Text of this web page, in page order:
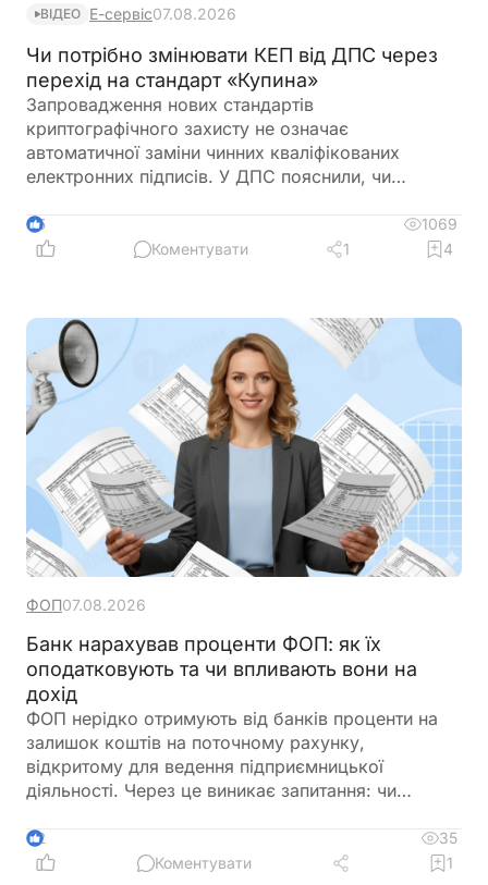
ВІДЕО Е-сервіс07.08.2026
Чи потрібно змінювати КЕП від ДПС через
перехід на стандарт «Купина»
Запровадження нових стандартів
криптографічного захисту не означає
автоматичної заміни чинних кваліфікованих
електронних підписів. У ДПС пояснили, чи
ДПС, після переходу на новий стандарт «Купина»
та чи потрібно користувачам отримувати нові
5
1069
Коментувати
1 4
ФОП07.08.2026
Банк нарахував проценти ФОП: як їх
оподатковують та чи впливають вони на
дохід
ФОП нерідко отримують від банків проценти на
залишок коштів на поточному рахунку,
відкритому для ведення підприємницької
діяльності. Через це виникає запитання: чи
підприємницького доходу та сплачувати з них
податки як із доходу ФОП. Податкове
2
35
Коментувати
1